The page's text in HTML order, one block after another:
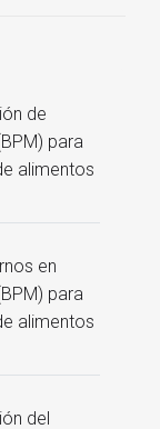
de
para
alimentos
en
para
alimentos
del